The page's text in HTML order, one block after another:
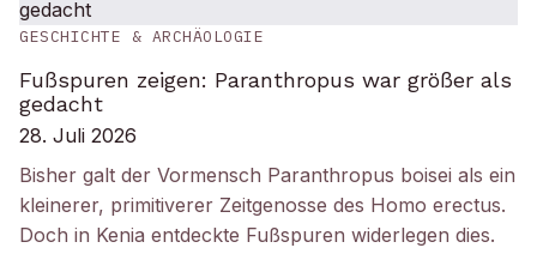
GESCHICHTE & ARCHÄOLOGIE
Fußspuren zeigen: Paranthropus war größer als
gedacht
28. Juli 2026
Bisher galt der Vormensch Paranthropus boisei als ein
kleinerer, primitiverer Zeitgenosse des Homo erectus.
Doch in Kenia entdeckte Fußspuren widerlegen dies.